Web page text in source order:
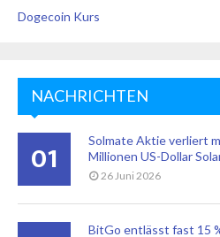
Dogecoin Kurs
NACHRICHTEN
01
Solmate Aktie verliert
Millionen US-Dollar
26 Juni 2026
BitGo entlässt fast 15